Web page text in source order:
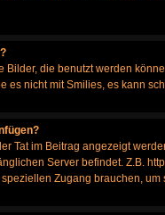
Bilder, die benutzt werden
es nicht mit Smilies, es kann
Tat im Beitrag angezeigt
Server befindet. Z.B.
Zugang brauchen,